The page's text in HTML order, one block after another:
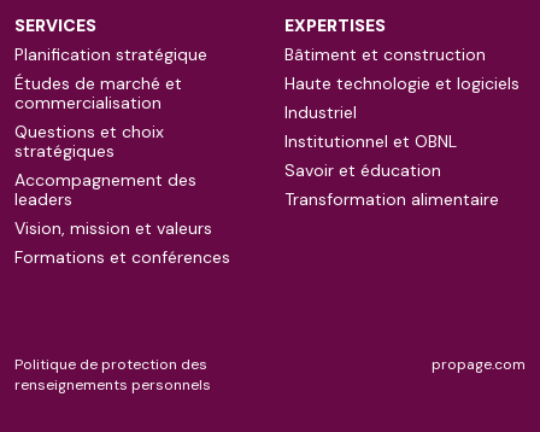
SERVICES
Planification stratégique
Études de marché et
commercialisation
Questions et choix
stratégiques
Accompagnement des
leaders
Vision, mission et valeurs
Formations et conférences
EXPERTISES
Bâtiment et construction
Haute technologie et logiciels
Industriel
Institutionnel et OBNL
Savoir et éducation
Transformation alimentaire
Politique de protection des
renseignements personnels
propage.com